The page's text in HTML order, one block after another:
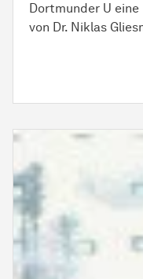
Dortmunder U
von Dr. Niklas